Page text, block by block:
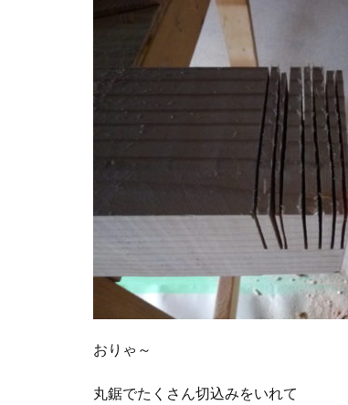
おりゃ～
丸鋸でたくさん切込みをいれて